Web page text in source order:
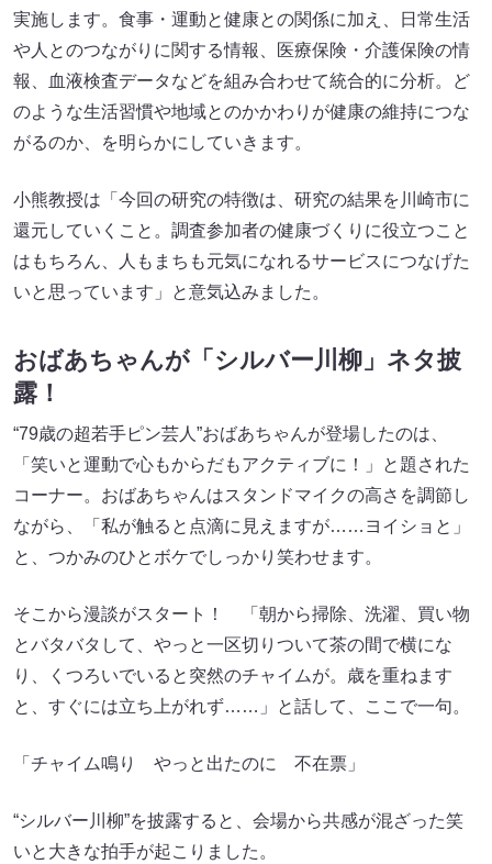
実施します。食事・運動と健康との関係に加え、日常生活
や人とのつながりに関する情報、医療保険・介護保険の情
報、血液検査データなどを組み合わせて統合的に分析。ど
のような生活習慣や地域とのかかわりが健康の維持につな
がるのか、を明らかにしていきます。
小熊教授は「今回の研究の特徴は、研究の結果を川崎市に
還元していくこと。調査参加者の健康づくりに役立つこと
はもちろん、人もまちも元気になれるサービスにつなげた
いと思っています」と意気込みました。
おばあちゃんが「シルバー川柳」ネタ披
露！
“79歳の超若手ピン芸人”おばあちゃんが登場したのは、
「笑いと運動で心もからだもアクティブに！」と題された
コーナー。おばあちゃんはスタンドマイクの高さを調節し
ながら、「私が触ると点滴に見えますが……ヨイショと」
と、つかみのひとボケでしっかり笑わせます。
そこから漫談がスタート！ 「朝から掃除、洗濯、買い物
とバタバタして、やっと一区切りついて茶の間で横にな
り、くつろいでいると突然のチャイムが。歳を重ねます
と、すぐには立ち上がれず……」と話して、ここで一句。
「チャイム鳴り やっと出たのに 不在票」
“シルバー川柳”を披露すると、会場から共感が混ざった笑
いと大きな拍手が起こりました。